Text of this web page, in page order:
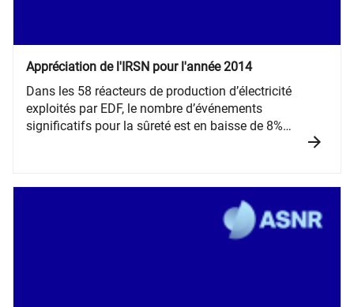
Appréciation de l'IRSN pour l'année 2014
Dans les 58 réacteurs de production d’électricité
exploités par EDF, le nombre d’événements
significatifs pour la sûreté est en baisse de 8%